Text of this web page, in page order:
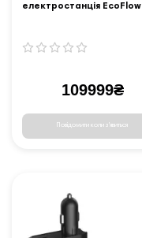
електростанція EcoFlow
EU)
109999₴
Повідомити коли з'явиться